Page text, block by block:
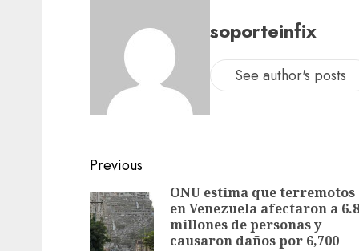
soporteinfix
See author's posts
Previous
ONU estima que terremotos
en Venezuela afectaron a 6.8
millones de personas y
causaron daños por 6,700